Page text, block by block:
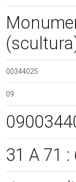
00344025
09
31 A 71